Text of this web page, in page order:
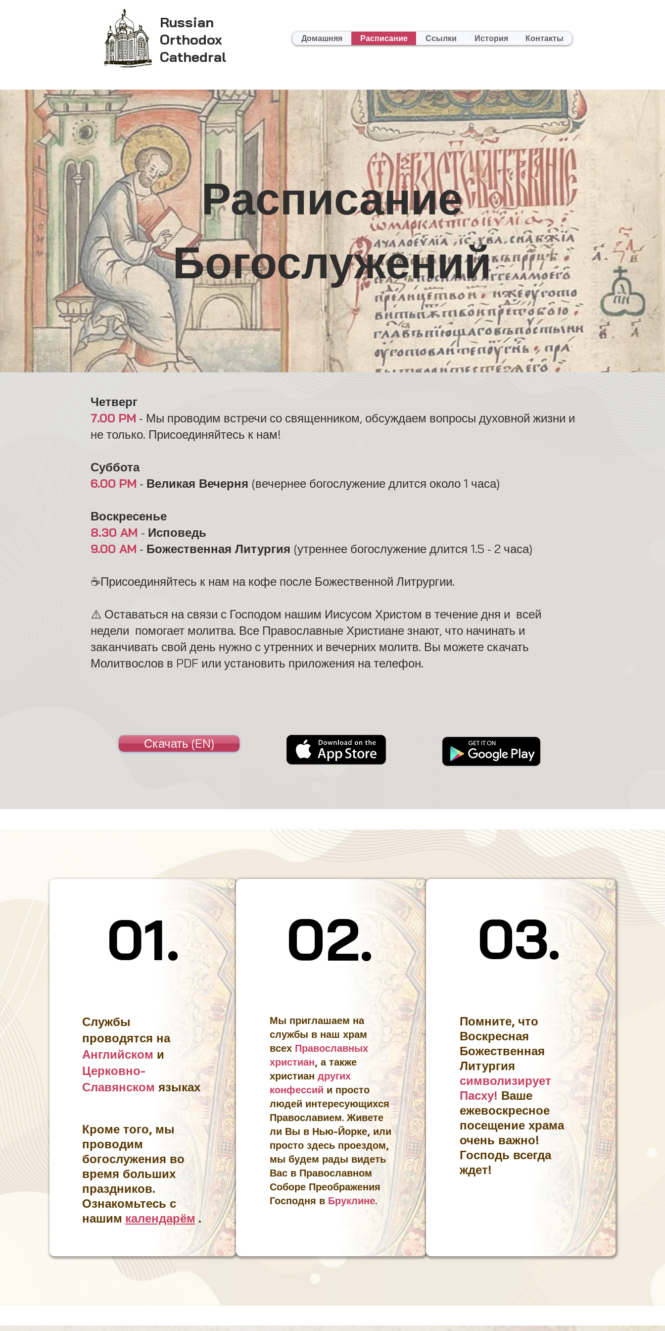
Russian
Orthodox
Cathedral
Домашняя Расписание Ссылки История Контакты
Расписание
Богослужений
Четверг
7.00 PM - Мы проводим встречи со священником, обсуждаем вопросы духовной жизни и
не только. Присоединяйтесь к нам!
Суббота
6.00 PM - Великая Вечерня (вечернее богослужение длится около 1 часа)
Воскресенье
8.30 AM - Исповедь
9.00 AM - Божественная Литургия (утреннее богослужение длится 1.5 - 2 часа)
☕Присоединяйтесь к нам на кофе после Божественной Литрургии.
​⚠️ Оставаться на связи с Господом нашим Иисусом Христом в течение дня и всей
недели помогает молитва. Все Православные Христиане знают, что начинать и
заканчивать свой день нужно с утренних и вечерних молитв. Вы можете скачать
Молитвослов в PDF или установить приложения на телефон.
Скачать (EN)
01.
01.
Службы
проводятся на
Английском и
Церковно-
Славянском языках
Кроме того, мы
проводим
богослужения во
время больших
праздников.
Ознакомьтесь с
нашим календарём .
02.
02.
Мы приглашаем на
службы в наш храм
всех Православных
христиан, а также
христиан других
конфессий и просто
людей интересующихся
Православием. Живете
ли Вы в Нью-Йорке, или
просто здесь проездом,
мы будем рады видеть
Вас в Православном
Соборе Преображения
Господня в Бруклине.
03.
03.
Помните, что
Воскресная
Божественная
Литургия
символизирует
Пасху! Ваше
ежевоскресное
посещение храма
очень важно!
Господь всегда
ждет!